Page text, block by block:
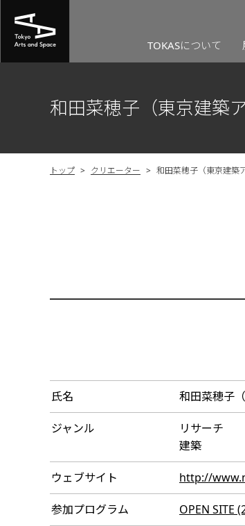
TOKASについて
和田菜穂子（東京建築
トップ > クリエーター > 和田菜穂子（東京建築
氏名 和田菜穂子
ジャンル
リサーチ
建築
ウェブサイト http://
参加プログラム OPEN SITE